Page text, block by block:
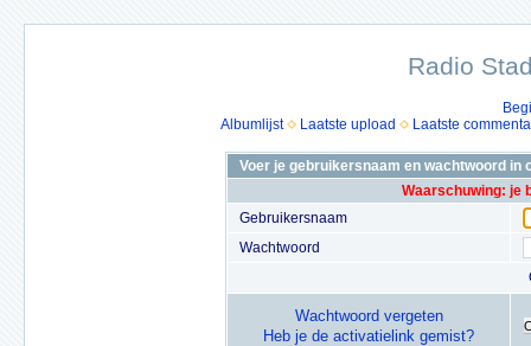
Radio
Albumlijst
Laatste upload Laatste
Voer je gebruikersnaam en wachtwoord in
Waarschuwing: je
Gebruikersnaam
Wachtwoord
Wachtwoord vergeten
Heb je de activatielink gemist?